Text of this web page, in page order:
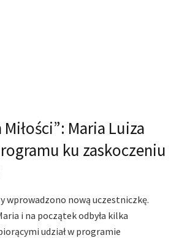
Maria Luiza
ku zaskoczeniu
wprowadzono nową uczestniczkę.
i na początek odbyła kilka
udział w programie